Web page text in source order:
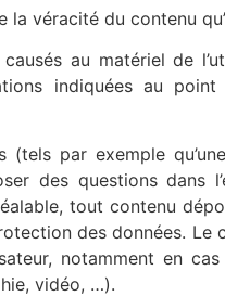
la véracité du contenu
au matériel de
indiquées au
par exemple
des questions dans
tout contenu
des données. Le
notamment en
vidéo, …).